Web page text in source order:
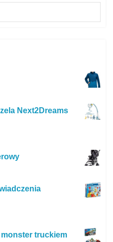
Next2Dreams
monster truckiem